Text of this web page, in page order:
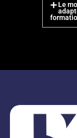
Le